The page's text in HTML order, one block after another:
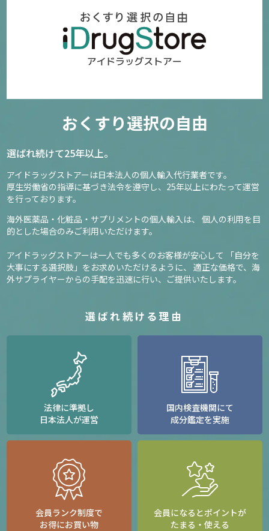
おくすり選択の自由
選ばれ続けて25年以上。
アイドラッグストアーは日本法人の個人輸入代行業者です。
厚生労働省の指導に基づき法令を遵守し、 25年以上にわたって運営
を行っております。
海外医薬品・化粧品・サプリメントの個人輸入は、
個人の利用を目
的とした場合のみご利用いただけます。
アイドラッグストアーは一人でも多くのお客様が安心して
「自分を
大事にする選択肢」をお求めいただけるように、
適正な価格で、海
外サプライヤーからの手配を迅速に行い、ご提供いたします。
選ばれ続ける理由
法律に準拠し
日本法人が運営
国内検査機関にて
成分鑑定を実施
会員ランク制度で
お得にお買い物
会員になるとポイントが
たまる・使える